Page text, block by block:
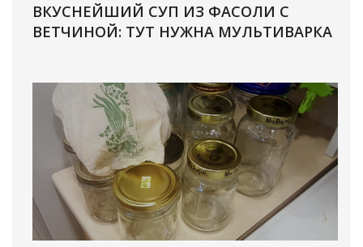
ВКУСНЕЙШИЙ СУП ИЗ ФАСОЛИ С
ВЕТЧИНОЙ: ТУТ НУЖНА МУЛЬТИВАРКА